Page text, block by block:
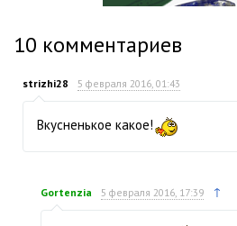
10 комментариев
strizhi28 5 февраля 2016, 01:43
Вкусненькое какое!
Gortenzia 5 февраля 2016, 17:39 ↑